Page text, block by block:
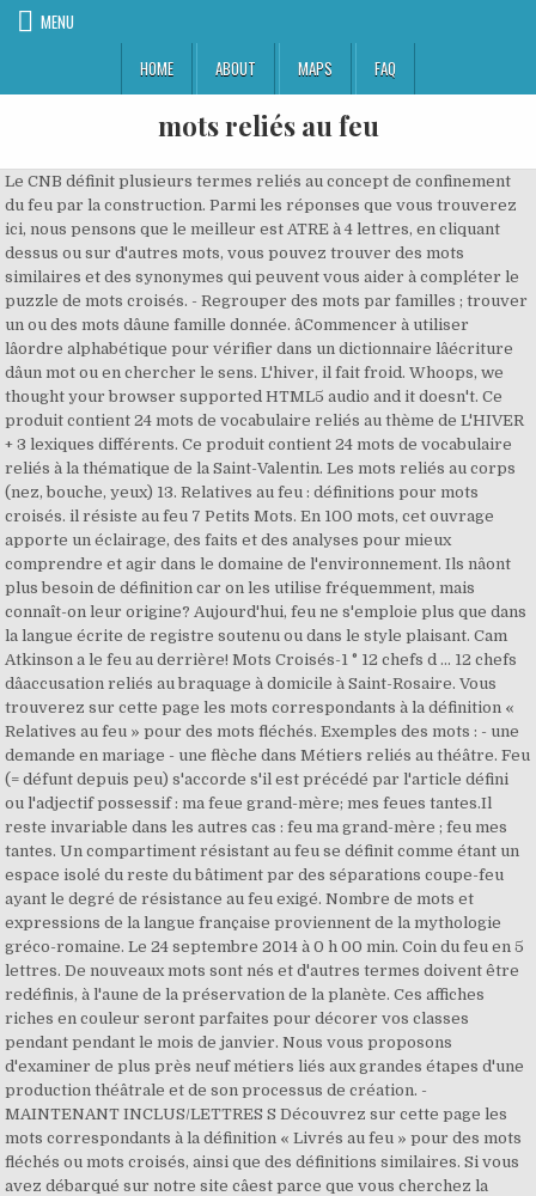
MENU
HOME
ABOUT MAPS FAQ
mots reliés au feu
Le CNB définit plusieurs termes reliés au concept de confinement
du feu par la construction. Parmi les réponses que vous trouverez
ici, nous pensons que le meilleur est ATRE à 4 lettres, en cliquant
dessus ou sur d'autres mots, vous pouvez trouver des mots
similaires et des synonymes qui peuvent vous aider à compléter le
puzzle de mots croisés. - Regrouper des mots par familles ; trouver
un ou des mots dâune famille donnée. âCommencer à utiliser
lâordre alphabétique pour vérifier dans un dictionnaire lâécriture
dâun mot ou en chercher le sens. L'hiver, il fait froid. Whoops, we
thought your browser supported HTML5 audio and it doesn't. Ce
produit contient 24 mots de vocabulaire reliés au thème de L'HIVER
+ 3 lexiques différents. Ce produit contient 24 mots de vocabulaire
reliés à la thématique de la Saint-Valentin. Les mots reliés au corps
(nez, bouche, yeux) 13. Relatives au feu : définitions pour mots
croisés. il résiste au feu 7 Petits Mots. En 100 mots, cet ouvrage
apporte un éclairage, des faits et des analyses pour mieux
comprendre et agir dans le domaine de l'environnement. Ils nâont
plus besoin de définition car on les utilise fréquemment, mais
connaît-on leur origine? Aujourd'hui, feu ne s'emploie plus que dans
la langue écrite de registre soutenu ou dans le style plaisant. Cam
Atkinson a le feu au derrière! Mots Croisés-1 ° 12 chefs d ... 12 chefs
dâaccusation reliés au braquage à domicile à Saint-Rosaire. Vous
trouverez sur cette page les mots correspondants à la définition «
Relatives au feu » pour des mots fléchés. Exemples des mots : - une
demande en mariage - une flèche dans Métiers reliés au théâtre. Feu
(= défunt depuis peu) s'accorde s'il est précédé par l'article défini
ou l'adjectif possessif : ma feue grand-mère; mes feues tantes.Il
reste invariable dans les autres cas : feu ma grand-mère ; feu mes
tantes. Un compartiment résistant au feu se définit comme étant un
espace isolé du reste du bâtiment par des séparations coupe-feu
ayant le degré de résistance au feu exigé. Nombre de mots et
expressions de la langue française proviennent de la mythologie
gréco-romaine. Le 24 septembre 2014 à 0 h 00 min. Coin du feu en 5
lettres. De nouveaux mots sont nés et d'autres termes doivent être
redéfinis, à l'aune de la préservation de la planète. Ces affiches
riches en couleur seront parfaites pour décorer vos classes
pendant pendant le mois de janvier. Nous vous proposons
d'examiner de plus près neuf métiers liés aux grandes étapes d'une
production théâtrale et de son processus de création. -
MAINTENANT INCLUS/LETTRES S Découvrez sur cette page les
mots correspondants à la définition « Livrés au feu » pour des mots
fléchés ou mots croisés, ainsi que des définitions similaires. Si vous
avez débarqué sur notre site câest parce que vous cherchez la